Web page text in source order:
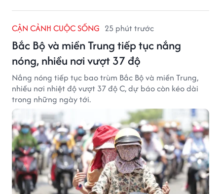
CẬN CẢNH CUỘC SỐNG 25 phút trước
Bắc Bộ và miền Trung tiếp tục nắng
nóng, nhiều nơi vượt 37 độ
Nắng nóng tiếp tục bao trùm Bắc Bộ và miền Trung,
nhiều nơi nhiệt độ vượt 37 độ C, dự báo còn kéo dài
trong những ngày tới.